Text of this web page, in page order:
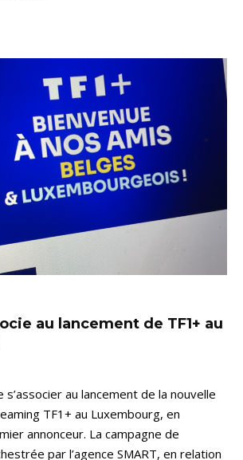
au lancement de TF1+ au
s’associer au lancement de la nouvelle
TF1+ au Luxembourg, en
annonceur. La campagne de
par l’agence SMART, en relation